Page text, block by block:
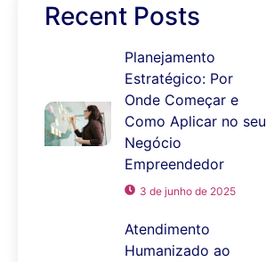
Recent Posts
Planejamento
Estratégico: Por
Onde Começar e
Como Aplicar no seu
Negócio
Empreendedor
3 de junho de 2025
Atendimento
Humanizado ao